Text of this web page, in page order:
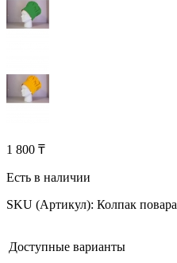
1 800 ₸
Есть в наличии
SKU (Артикул): Колпак повара
Доступные варианты